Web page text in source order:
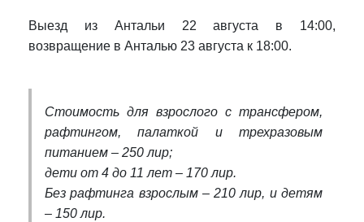
Выезд из Антальи 22 августа в 14:00,
возвращение в Анталью 23 августа к 18:00.
Стоимость для взрослого с трансфером,
рафтингом, палаткой и трехразовым
питанием – 250 лир;
дети от 4 до 11 лет – 170 лир.
Без рафтинга взрослым – 210 лир, и детям
– 150 лир.